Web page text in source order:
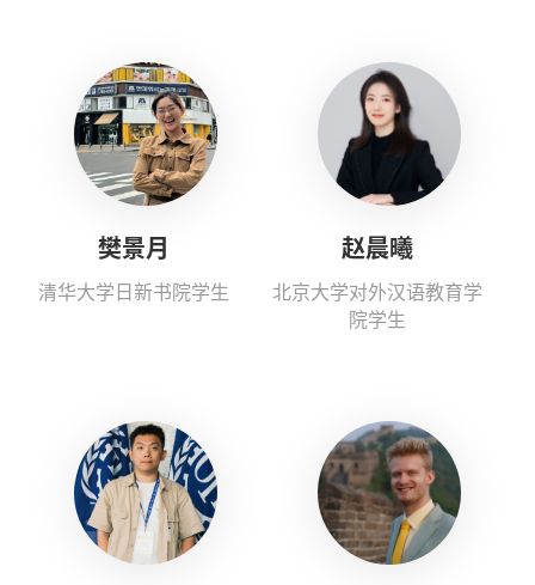
樊景月
清华大学日新书院学生
赵晨曦
北京大学对外汉语教育学
院学生